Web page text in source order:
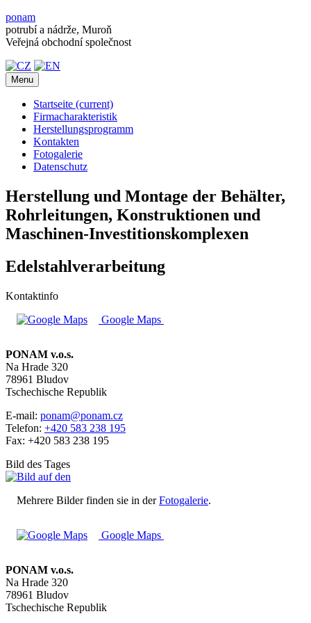
ponam
potrubí a nádrže, Muroň
Veřejná obchodní společnost
Menu
Startseite (current)
Firmacharakteristik
Herstellungsprogramm
Kontakten
Fotogalerie
Datenschutz
Herstellung und Montage der Behälter,
Rohrleitungen, Konstruktionen und
Maschinen-Investitionskomplexen
Edelstahlverarbeitung
Kontaktinfo
Google Maps
PONAM v.o.s.
Na Hrade 320
78961 Bludov
Tschechische Republik
E-mail: ponam@ponam.cz
Telefon: +420 583 238 195
Fax: +420 583 238 195
Bild des Tages
Mehrere Bilder finden sie in derFotogalerie.
Google Maps
PONAM v.o.s.
Na Hrade 320
78961 Bludov
Tschechische Republik